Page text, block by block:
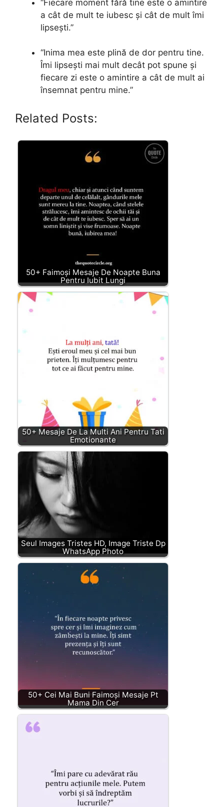
“Fiecare moment fără tine este o amintire
a cât de mult te iubesc și cât de mult îmi
lipsești.”
“Inima mea este plină de dor pentru tine.
Îmi lipsești mai mult decât pot spune și
fiecare zi este o amintire a cât de mult ai
însemnat pentru mine.”
Related Posts:
50+ Faimoși Mesaje De Noapte Buna
Pentru Iubit Lungi
50+ Mesaje De La Multi Ani Pentru Tati
Emotionante
Seul Images Tristes HD, Image Triste Dp
WhatsApp Photo
50+ Cei Mai Buni Faimoși Mesaje Pt
Mama Din Cer